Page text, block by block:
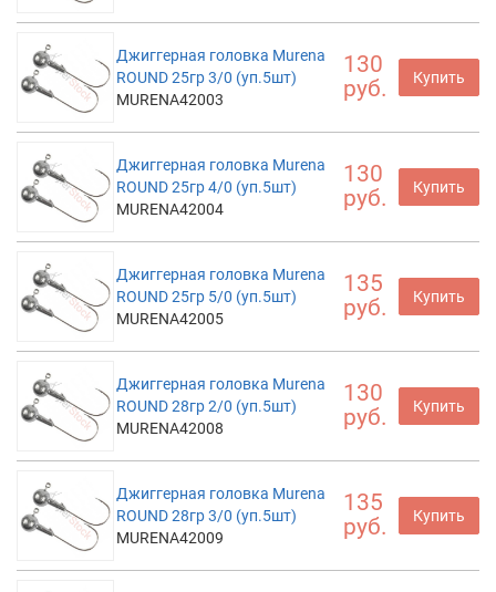
Джиггерная головка Murena
ROUND 25гр 3/0 (уп.5шт)
MURENA42003
130
руб.
Купить
Джиггерная головка Murena
ROUND 25гр 4/0 (уп.5шт)
MURENA42004
130
руб.
Купить
Джиггерная головка Murena
ROUND 25гр 5/0 (уп.5шт)
MURENA42005
135
руб.
Купить
Джиггерная головка Murena
ROUND 28гр 2/0 (уп.5шт)
MURENA42008
130
руб.
Купить
Джиггерная головка Murena
ROUND 28гр 3/0 (уп.5шт)
MURENA42009
135
руб.
Купить